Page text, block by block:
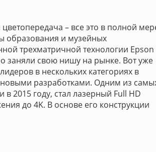
– все это в полной
образования и музейных
трехматричной технологии Epson
заняли свою нишу на рынке. Вот уже
в нескольких категориях в
разработками. Одним из
2015 году, стал лазерный Full HD
до 4K. В основе его конструкции